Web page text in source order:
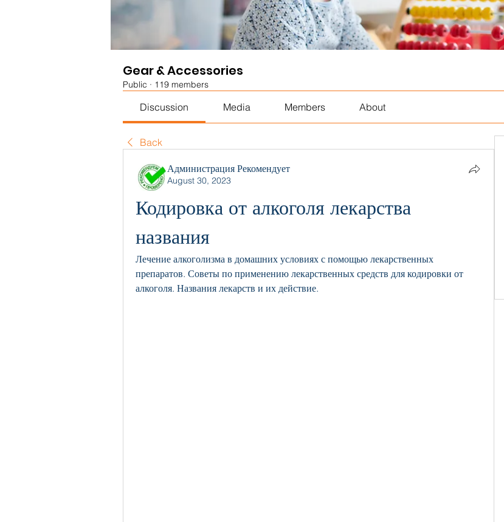
Gear & Accessories
Public · 119 members
Discussion Media Members About
Back
Администрация Рекомендует
August 30, 2023
Кодировка от алкоголя лекарства
названия
Лечение алкоголизма в домашних условиях с помощью лекарственных
препаратов. Советы по применению лекарственных средств для кодировки от
алкоголя. Названия лекарств и их действие.